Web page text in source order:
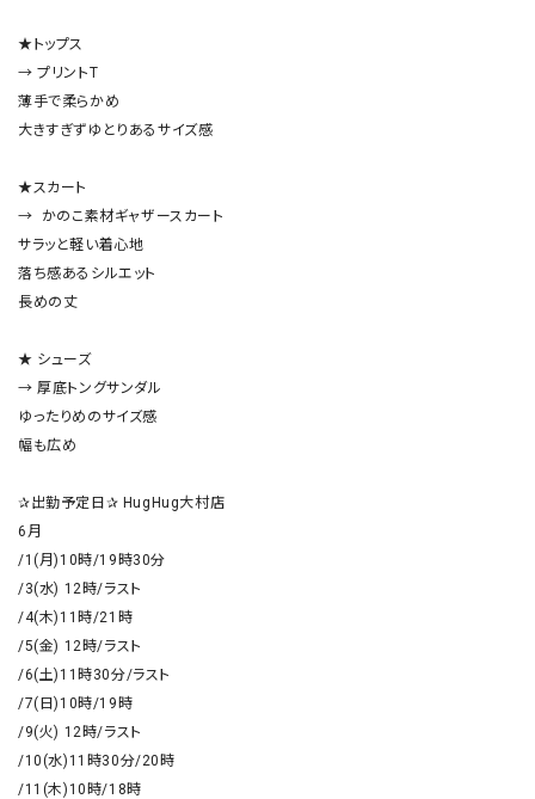
★トップス
→ プリントT
薄手で柔らかめ
大きすぎずゆとりあるサイズ感
★スカート
→  かのこ素材ギャザースカート
サラッと軽い着心地
落ち感あるシルエット
長めの丈
★ シューズ
→ 厚底トングサンダル
ゆったりめのサイズ感
幅も広め
✰出勤予定日✰ HugHug大村店
6月
/1(月)10時/19時30分
/3(水) 12時/ラスト
/4(木)11時/21時
/5(金) 12時/ラスト
/6(土)11時30分/ラスト
/7(日)10時/19時
/9(火) 12時/ラスト
/10(水)11時30分/20時
/11(木)10時/18時